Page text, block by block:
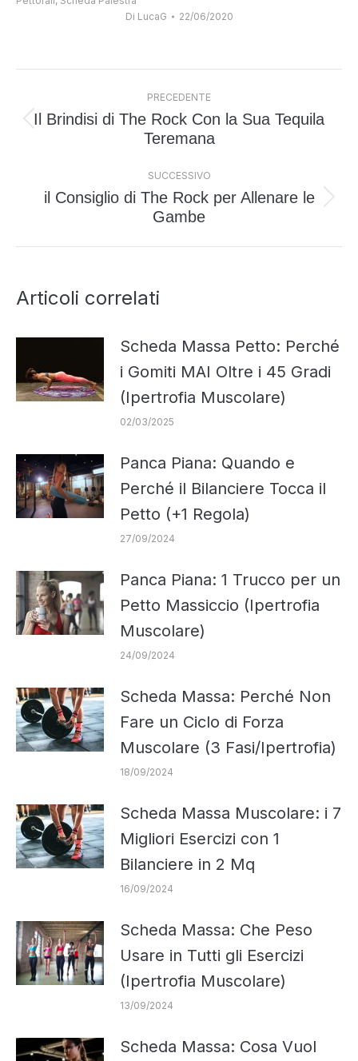
Di LucaG 22/06/2020
tra
PRECEDENTE
Post
Il Brindisi di The Rock Con la Sua Tequila
Teremana
SUCCESSIVO
Prossimo
il Consiglio di The Rock per Allenare le
Gambe
Articoli correlati
Scheda Massa Petto: Perché
i Gomiti MAI Oltre i 45 Gradi
(Ipertrofia Muscolare)
02/03/2025
Panca Piana: Quando e
Perché il Bilanciere Tocca il
Petto (+1 Regola)
27/09/2024
Panca Piana: 1 Trucco per un
Petto Massiccio (Ipertrofia
Muscolare)
24/09/2024
Scheda Massa: Perché Non
Fare un Ciclo di Forza
Muscolare (3 Fasi/Ipertrofia)
18/09/2024
Scheda Massa Muscolare: i 7
Migliori Esercizi con 1
Bilanciere in 2 Mq
16/09/2024
Scheda Massa: Che Peso
Usare in Tutti gli Esercizi
(Ipertrofia Muscolare)
13/09/2024
Scheda Massa: Cosa Vuol